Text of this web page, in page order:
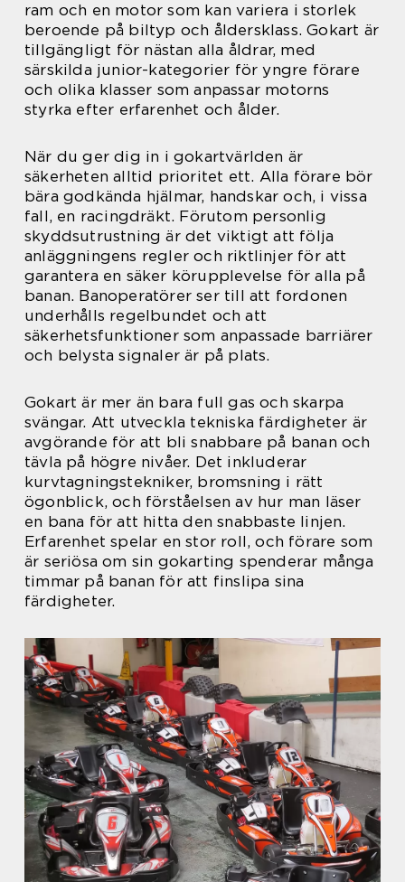
ram och en motor som kan variera i storlek
beroende på biltyp och åldersklass. Gokart är
tillgängligt för nästan alla åldrar, med
särskilda junior-kategorier för yngre förare
och olika klasser som anpassar motorns
styrka efter erfarenhet och ålder.
När du ger dig in i gokartvärlden är
säkerheten alltid prioritet ett. Alla förare bör
bära godkända hjälmar, handskar och, i vissa
fall, en racingdräkt. Förutom personlig
skyddsutrustning är det viktigt att följa
anläggningens regler och riktlinjer för att
garantera en säker körupplevelse för alla på
banan. Banoperatörer ser till att fordonen
underhålls regelbundet och att
säkerhetsfunktioner som anpassade barriärer
och belysta signaler är på plats.
Gokart är mer än bara full gas och skarpa
svängar. Att utveckla tekniska färdigheter är
avgörande för att bli snabbare på banan och
tävla på högre nivåer. Det inkluderar
kurvtagningstekniker, bromsning i rätt
ögonblick, och förståelsen av hur man läser
en bana för att hitta den snabbaste linjen.
Erfarenhet spelar en stor roll, och förare som
är seriösa om sin gokarting spenderar många
timmar på banan för att finslipa sina
färdigheter.